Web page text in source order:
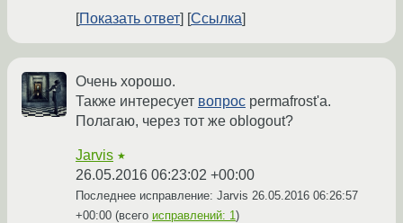
Показать ответ
Ссылка
Очень хорошо.
Также интересует вопрос permafrost'a.
Полагаю, через тот же oblogout?
Jarvis ★
26.05.2016 06:23:02 +00:00
Последнее исправление: Jarvis 26.05.2016 06:26:57
+00:00 (всего исправлений: 1)